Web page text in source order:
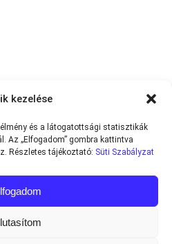
kezelése
és a látogatottsági statisztikák
Az „Elfogadom” gombra kattintva
Részletes tájékoztató: Süti Szabályzat